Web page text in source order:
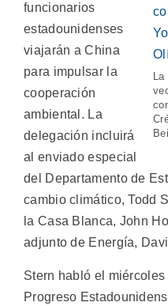
funcionarios
estadounidenses
viajarán a China
para impulsar la
cooperación
ambiental. La
delegación incluirá
al enviado especial
del Departamento de
cambio climático, Todd
la Casa Blanca, John
adjunto de Energía,
Stern habló el miércoles
Progreso